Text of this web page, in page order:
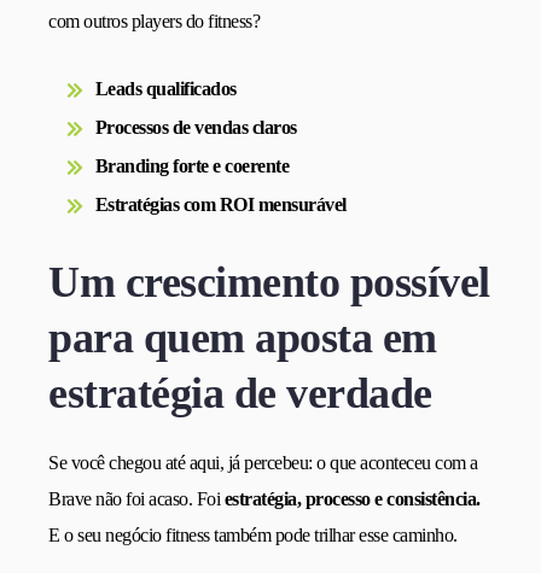
com outros players do fitness?
Leads qualificados
Processos de vendas claros
Branding forte e coerente
Estratégias com ROI mensurável
Um crescimento possível
para quem aposta em
estratégia de verdade
Se você chegou até aqui, já percebeu: o que aconteceu com a
Brave não foi acaso. Foi estratégia, processo e consistência.
E o seu negócio fitness também pode trilhar esse caminho.